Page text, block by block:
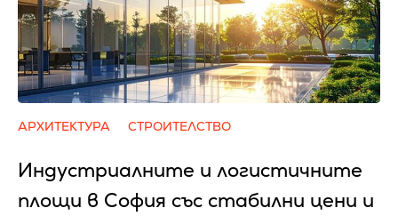
АРХИТЕКТУРА СТРОИТЕЛСТВО
Индустриалните и логистичните
площи в София със стабилни цени и